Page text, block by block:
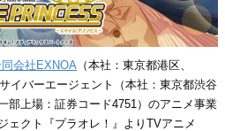
会社EXNOA （本社：東京都港区、
イバーエージェント（本社：東京都渋谷
部上場：証券コード4751）のアニメ事業
ェクト『プラオレ！』よりTVアニメ